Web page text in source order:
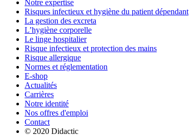
Notre expertise
Risques infectieux et hygiène du patient dépendant
La gestion des excreta
L’hygiène corporelle
Le linge hospitalier
Risque infectieux et protection des mains
Risque allergique
Normes et réglementation
E-shop
Actualités
Carrières
Notre identité
Nos offres d'emploi
Contact
© 2020 Didactic